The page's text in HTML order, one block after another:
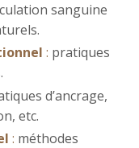
sanguine
: pratiques
d’ancrage,
etc.
: méthodes